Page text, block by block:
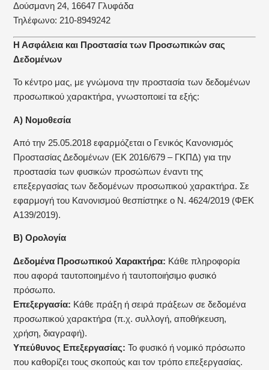
Δούσμανη 24, 16647 Γλυφάδα
Τηλέφωνο: 210-8949242
Η Ασφάλεια και Προστασία των Προσωπικών σας
Δεδομένων
Το κέντρο μας, με γνώμονα την προστασία των δεδομένων
προσωπικού χαρακτήρα, γνωστοποιεί τα εξής:
Α) Νομοθεσία
Από την 25.05.2018 εφαρμόζεται ο Γενικός Κανονισμός
Προστασίας Δεδομένων (ΕΚ 2016/679 – ΓΚΠΔ) για την
προστασία των φυσικών προσώπων έναντι της
επεξεργασίας των δεδομένων προσωπικού χαρακτήρα. Σε
εφαρμογή του Κανονισμού θεσπίστηκε ο Ν. 4624/2019 (ΦΕΚ
Α139/2019).
Β) Ορολογία
Δεδομένα Προσωπικού Χαρακτήρα: Κάθε πληροφορία
που αφορά ταυτοποιημένο ή ταυτοποιήσιμο φυσικό
πρόσωπο.
Επεξεργασία: Κάθε πράξη ή σειρά πράξεων σε δεδομένα
προσωπικού χαρακτήρα (π.χ. συλλογή, αποθήκευση,
χρήση, διαγραφή).
Υπεύθυνος Επεξεργασίας: Το φυσικό ή νομικό πρόσωπο
που καθορίζει τους σκοπούς και τον τρόπο επεξεργασίας.